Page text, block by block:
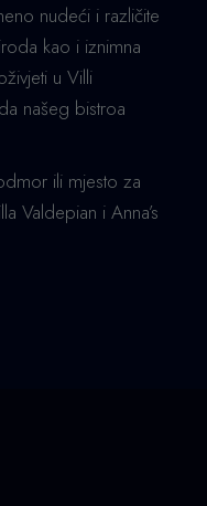
nudeći i različite
kao i iznimna
u Villi
našeg bistroa
ili mjesto za
Valdepian i Anna’s